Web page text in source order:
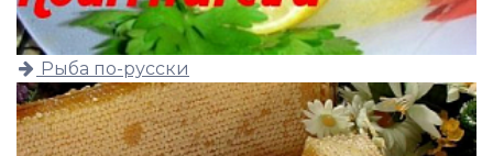
Рыба по-русски